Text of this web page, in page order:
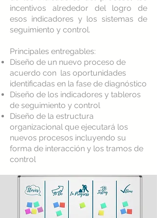
incentivos alrededor del logro de
esos indicadores y los sistemas de
seguimiento y control.
Principales entregables:
Diseño de un nuevo proceso de
acuerdo con las oportunidades
identificadas en la fase de diagnóstico
Diseño de los indicadores y tableros
de seguimiento y control
Diseño de la estructura
organizacional que ejecutará los
nuevos procesos incluyendo su
forma de interacción y los tramos de
control